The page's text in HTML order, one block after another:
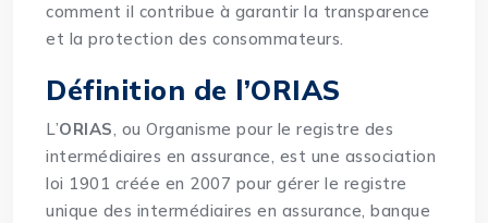
comment il contribue à garantir la transparence
et la protection des consommateurs.
Définition de l’ORIAS
L’ORIAS, ou Organisme pour le registre des
intermédiaires en assurance, est une association
loi 1901 créée en 2007 pour gérer le registre
unique des intermédiaires en assurance, banque